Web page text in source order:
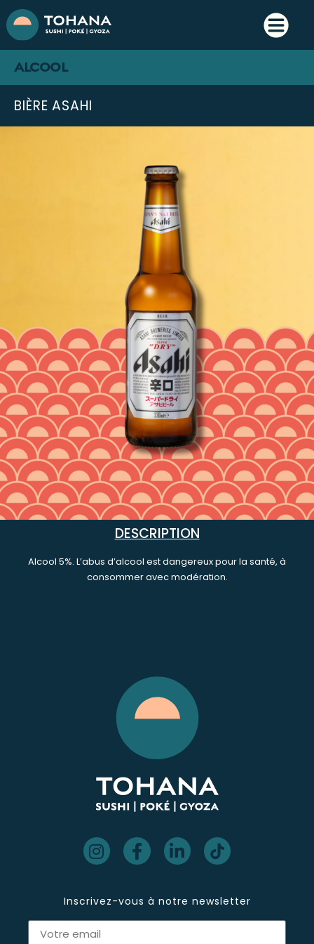
ALCOOL
BIÈRE ASAHI
DESCRIPTION
Alcool 5%. L’abus d’alcool est dangereux pour la santé, à
consommer avec modération.
Inscrivez-vous à notre newsletter